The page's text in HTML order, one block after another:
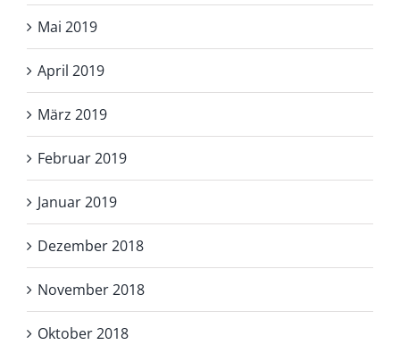
Mai 2019
April 2019
März 2019
Februar 2019
Januar 2019
Dezember 2018
November 2018
Oktober 2018